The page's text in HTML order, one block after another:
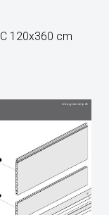
120x360 cm